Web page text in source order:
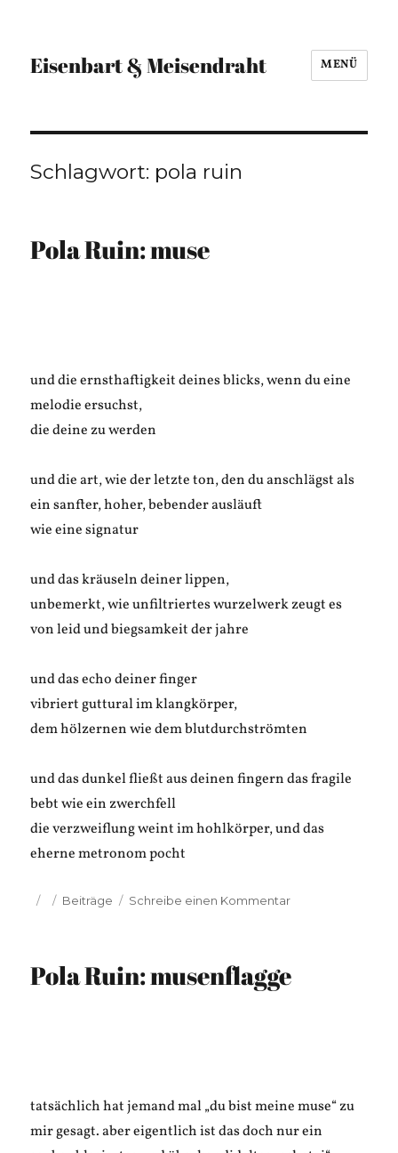
Eisenbart & Meisendraht MENÜ
Schlagwort: pola ruin
Pola Ruin: muse
und die ernsthaftigkeit deines blicks, wenn du eine
melodie ersuchst,
die deine zu werden
und die art, wie der letzte ton, den du anschlägst als
ein sanfter, hoher, bebender ausläuft
wie eine signatur
und das kräuseln deiner lippen,
unbemerkt, wie unfiltriertes wurzelwerk zeugt es
von leid und biegsamkeit der jahre
und das echo deiner finger
vibriert guttural im klangkörper,
dem hölzernen wie dem blutdurchströmten
und das dunkel fließt aus deinen fingern das fragile
bebt wie ein zwerchfell
die verzweiflung weint im hohlkörper, und das
eherne metronom pocht
Veröffentlicht
Kategorien
Beiträge Schreibe einen Kommentarzu
Pola Ruin: musenflagge
tatsächlich hat jemand mal „du bist meine muse“ zu
mir gesagt. aber eigentlich ist das doch nur ein